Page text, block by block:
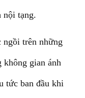
nội tạng.
ngồi trên những
không gian ánh
tức ban đầu khi